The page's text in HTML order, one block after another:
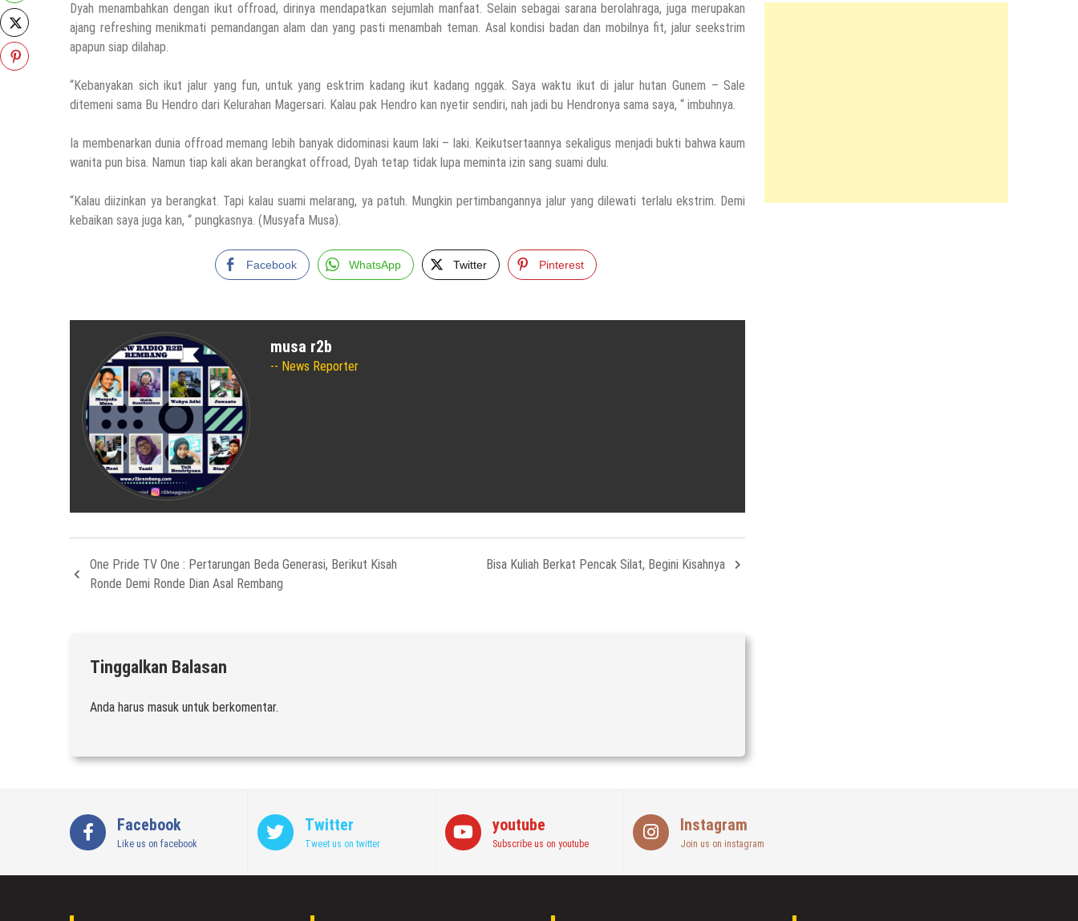
Dyah menambahkan dengan ikut offroad, dirinya mendapatkan sejumlah manfaat. Selain sebagai sarana berolahraga, juga merupakan
ajang refreshing menikmati pemandangan alam dan yang pasti menambah teman. Asal kondisi badan dan mobilnya fit, jalur seekstrim
apapun siap dilahap.
“Kebanyakan sich ikut jalur yang fun, untuk yang esktrim kadang ikut kadang nggak. Saya waktu ikut di jalur hutan Gunem – Sale
ditemeni sama Bu Hendro dari Kelurahan Magersari. Kalau pak Hendro kan nyetir sendiri, nah jadi bu Hendronya sama saya, “ imbuhnya.
Ia membenarkan dunia offroad memang lebih banyak didominasi kaum laki – laki. Keikutsertaannya sekaligus menjadi bukti bahwa kaum
wanita pun bisa. Namun tiap kali akan berangkat offroad, Dyah tetap tidak lupa meminta izin sang suami dulu.
“Kalau diizinkan ya berangkat. Tapi kalau suami melarang, ya patuh. Mungkin pertimbangannya jalur yang dilewati terlalu ekstrim. Demi
kebaikan saya juga kan, “ pungkasnya. (Musyafa Musa).
Facebook WhatsApp Twitter Pinterest
musa r2b
News Reporter
One Pride TV One : Pertarungan Beda Generasi, Berikut Kisah
Ronde Demi Ronde Dian Asal Rembang
Bisa Kuliah Berkat Pencak Silat, Begini Kisahnya
Tinggalkan Balasan
Anda harus masuk untuk berkomentar.
Facebook
Like us on facebook
Twitter
Tweet us on twitter
youtube
Subscribe us on youtube
Instagram
Join us on instagram